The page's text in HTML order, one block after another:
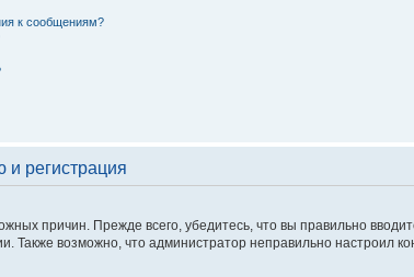
к сообщениям?
регистрация
причин. Прежде всего, убедитесь, что вы правильно
Также возможно, что администратор неправильно настроил